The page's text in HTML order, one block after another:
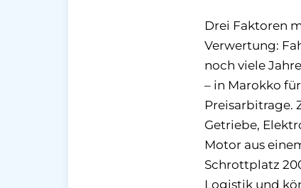
Drei Faktoren
Verwertung:
noch viele
– in Marokko
Preisarbitrage.
Getriebe,
Motor aus
Schrottplatz
Logistik und